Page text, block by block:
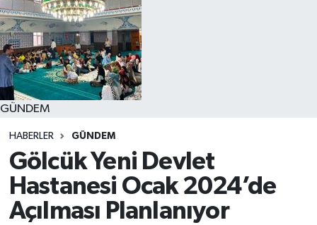
GÜNDEM
HABERLER GÜNDEM
Gölcük Yeni Devlet
Hastanesi Ocak 2024’de
Açılması Planlanıyor